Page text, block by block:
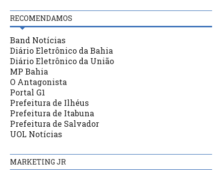
RECOMENDAMOS
Band Notícias
Diário Eletrônico da Bahia
Diário Eletrônico da União
MP Bahia
O Antagonista
Portal G1
Prefeitura de Ilhéus
Prefeitura de Itabuna
Prefeitura de Salvador
UOL Notícias
MARKETING JR